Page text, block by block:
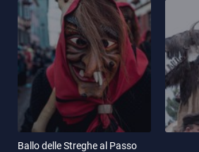
un piatto perfetto da consumare insieme
Conclusione in bellezza: il dolce
Per completare la serata piacevole,
che sono castagne arrostite direttamente
sono anche i „Krapfen“, ripieni di
papavero. Con questi piatti la serata si
Siete già curiosi? Il vostro hotel in Alto
ristoranti più adatti alle vostre esigenze.
Ballo delle Streghe al Passo